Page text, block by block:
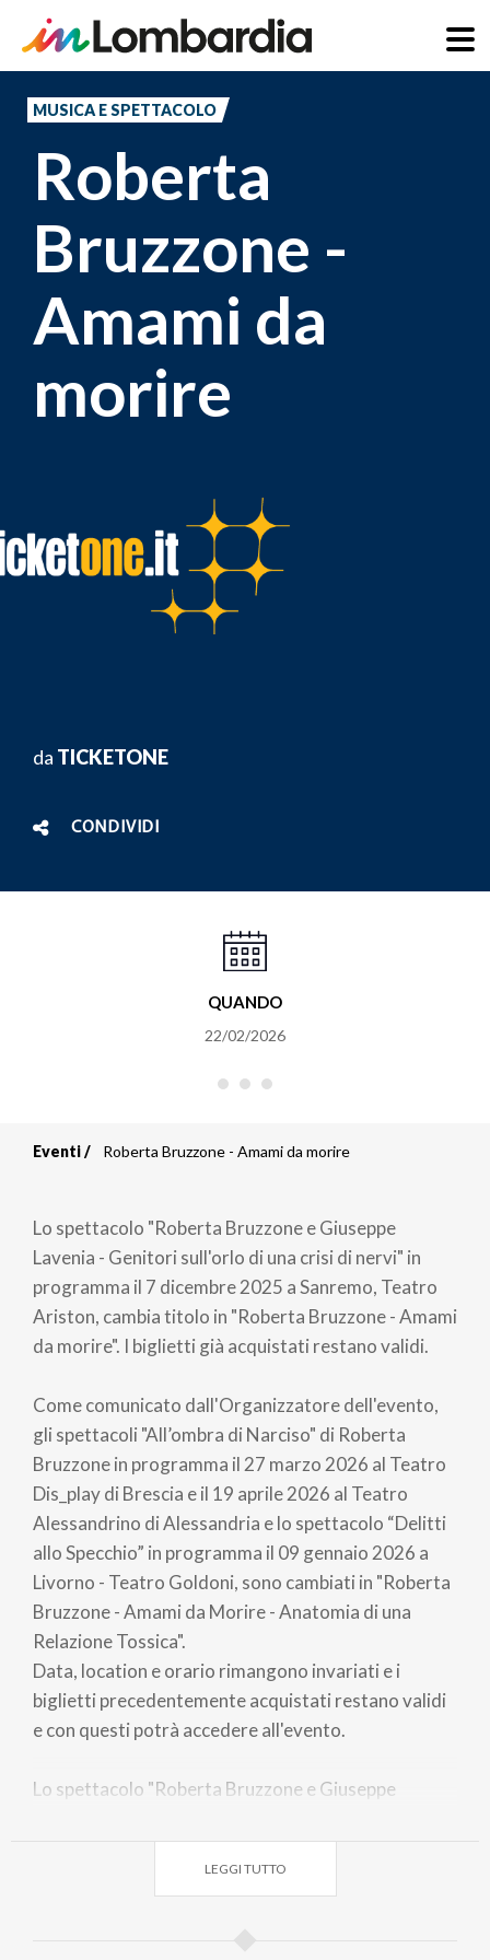
principale
MUSICA E SPETTACOLO
Roberta
Bruzzone -
Amami da
morire
da TICKETONE
CONDIVIDI
QUANDO
22/02/2026
di
pane
Eventi Roberta Bruzzone - Amami da morire
Lo spettacolo "Roberta Bruzzone e Giuseppe
Lavenia - Genitori sull'orlo di una crisi di nervi" in
programma il 7 dicembre 2025 a Sanremo, Teatro
Ariston, cambia titolo in "Roberta Bruzzone - Amami
da morire". I biglietti già acquistati restano validi.
Come comunicato dall'Organizzatore dell'evento,
gli spettacoli "All’ombra di Narciso" di Roberta
Bruzzone in programma il 27 marzo 2026 al Teatro
Dis_play di Brescia e il 19 aprile 2026 al Teatro
Alessandrino di Alessandria e lo spettacolo “Delitti
allo Specchio” in programma il 09 gennaio 2026 a
Livorno - Teatro Goldoni, sono cambiati in "Roberta
Bruzzone - Amami da Morire - Anatomia di una
Relazione Tossica".
Data, location e orario rimangono invariati e i
biglietti precedentemente acquistati restano validi
e con questi potrà accedere all'evento.
Lo spettacolo "Roberta Bruzzone e Giuseppe
programma il 20 luglio al Lazzaretto di Bergamo
cambia titolo in "Roberta Bruzzone - Amami da
LEGGI TUTTO